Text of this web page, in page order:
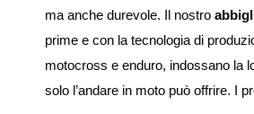
ma anche durevole. Il nostro
prime e con la tecnologia di
motocross e enduro, indossano la
solo l’andare in moto può offrire. I